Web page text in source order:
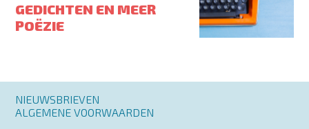
GEDICHTEN EN MEER
POËZIE
Footer
menu
NIEUWSBRIEVEN
ALGEMENE VOORWAARDEN